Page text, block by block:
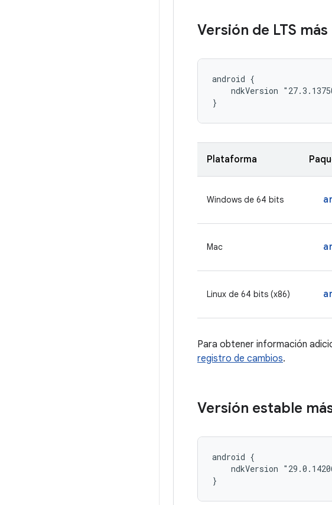
Versión de LTS
android {
ndkVersion
}
Plataforma
Windows de 64 bits
Mac
Linux de 64 bits (x86)
Para obtener información
registro de cambios.
Versión estable
android {
ndkVersion
}